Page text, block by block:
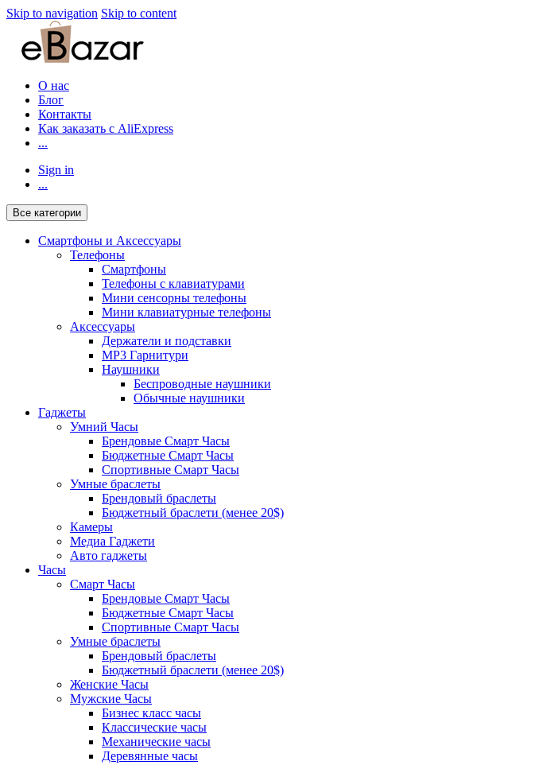
Skip to navigation Skip to content
О нас
Блог
Контакты
Как заказать с AliExpress
...
Sign in
...
Все категории
Смартфоны и Аксессуары
Телефоны
Смартфоны
Телефоны с клавиатурами
Мини сенсорны телефоны
Мини клавиатурные телефоны
Аксессуары
Держатели и подставки
MP3 Гарнитури
Наушники
Беспроводные наушники
Обычные наушники
Гаджеты
Умний Часы
Брендовые Смарт Часы
Бюджетные Смарт Часы
Спортивные Смарт Часы
Умные браслеты
Брендовый браслеты
Бюджетный браслети (менее 20$)
Камеры
Медиа Гаджети
Авто гаджеты
Часы
Смарт Часы
Брендовые Смарт Часы
Бюджетные Смарт Часы
Спортивные Смарт Часы
Умные браслеты
Брендовый браслеты
Бюджетный браслети (менее 20$)
Женские Часы
Мужские Часы
Бизнес класс часы
Классические часы
Механические часы
Деревянные часы